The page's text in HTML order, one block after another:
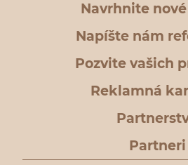
Navrhnite
Napíšte nám
Pozvite vašich
Reklamná
Partneri